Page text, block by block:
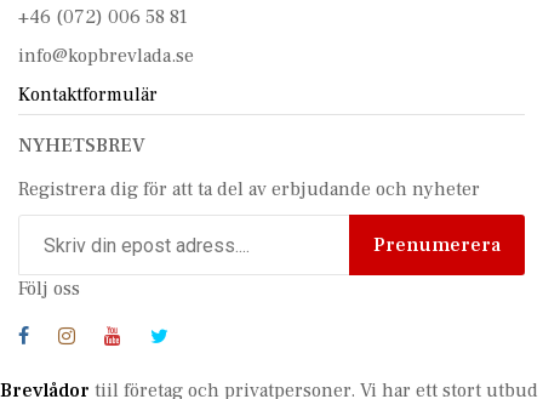
+46 (072) 006 58 81
info@kopbrevlada.se
Kontaktformulär
NYHETSBREV
Registrera dig för att ta del av erbjudande och nyheter
Prenumerera
Följ oss
Brevlådor tiil företag och privatpersoner. Vi har ett stort utbud